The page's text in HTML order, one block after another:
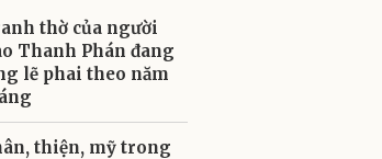
thờ của người
Thanh Phán đang
lẽ phai theo năm
thiện, mỹ trong